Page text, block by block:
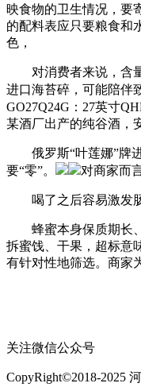
映食物的卫生情况，要
的配料表应只要粮食和
色，
对消费者来说，含量
进口海苔碎，可能陪伴
GO27Q24G：27英寸
某酒厂出产的纯谷酒，
俄罗斯“叶莲娜”牌进
要“零”。
对商家而
喝了之后容易激发肠
蜂蜜本身保质期长、
拆蜜饯、干果，超标意
有针对性地筛选。商家
关注微信公众号
CopyRight©2018-2025